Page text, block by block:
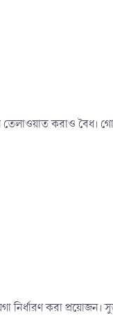
তেলাওয়াত করাও
করা প্রয়োজন।